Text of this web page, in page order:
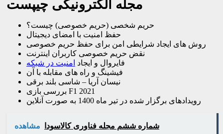
مجله الکترونیکی چیپست
حریم شخصی (حریم خصوصی) چیست؟
حفظ امنیت با امضای دیجیتال
روش های ایجاد شرایطی امن برای حفظ حریم خصوصی
نقض حریم خصوصی کاربران اینترنت
فایروال و ایجاد امنیت در شبکه
فیشینگ و راه های مقابله با آن
نیسان آریا – شاسی بلند برقی
بررسی بازی F1 2021
رویدادهای برگزار شده در تیر ماه 1400 به صورت آنلاین
مشاهده شماره ششم مجله فناوری کالاسودا